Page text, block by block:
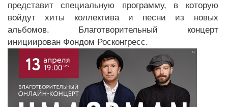
представит специальную программу, в которую
войдут хиты коллектива и песни из новых
альбомов. Благотворительный концерт
инициирован Фондом Росконгресс.